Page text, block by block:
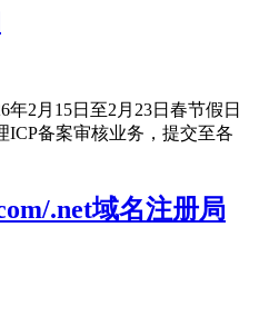
2月15日至2月23日春节假日
ICP备案审核业务，提交至各
.net域名注册局